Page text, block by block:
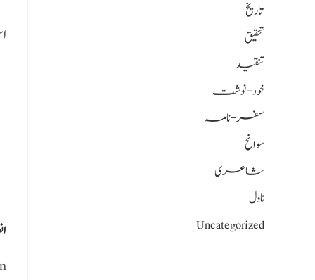
تاریخ
تحقیق
تنقید
خود-نوشت
سفر-نامہ
سوانح
شاعری
ناول
Uncategorized